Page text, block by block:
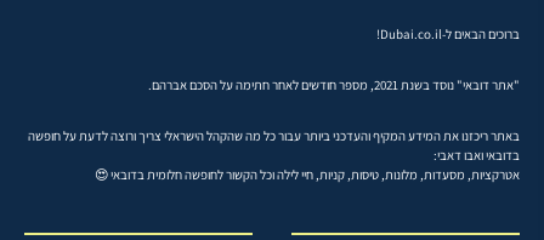
ברוכים הבאים ל-Dubai.co.il!
"אתר דובאי" נוסד בשנת 2021, מספר חודשים לאחר חתימה על הסכם אברהם.
באתר ריכזנו את המידע המקיף והעדכני ביותר עבור כל מה שהקהל הישראלי צריך ורוצה לדעת על חופשה
בדובאי ואבו דאבי:
אטרקציות, מסעדות, מלונות, טיסות, קניות, חיי לילה וכל הקשור לחופשה חלומית בדובאי 😍